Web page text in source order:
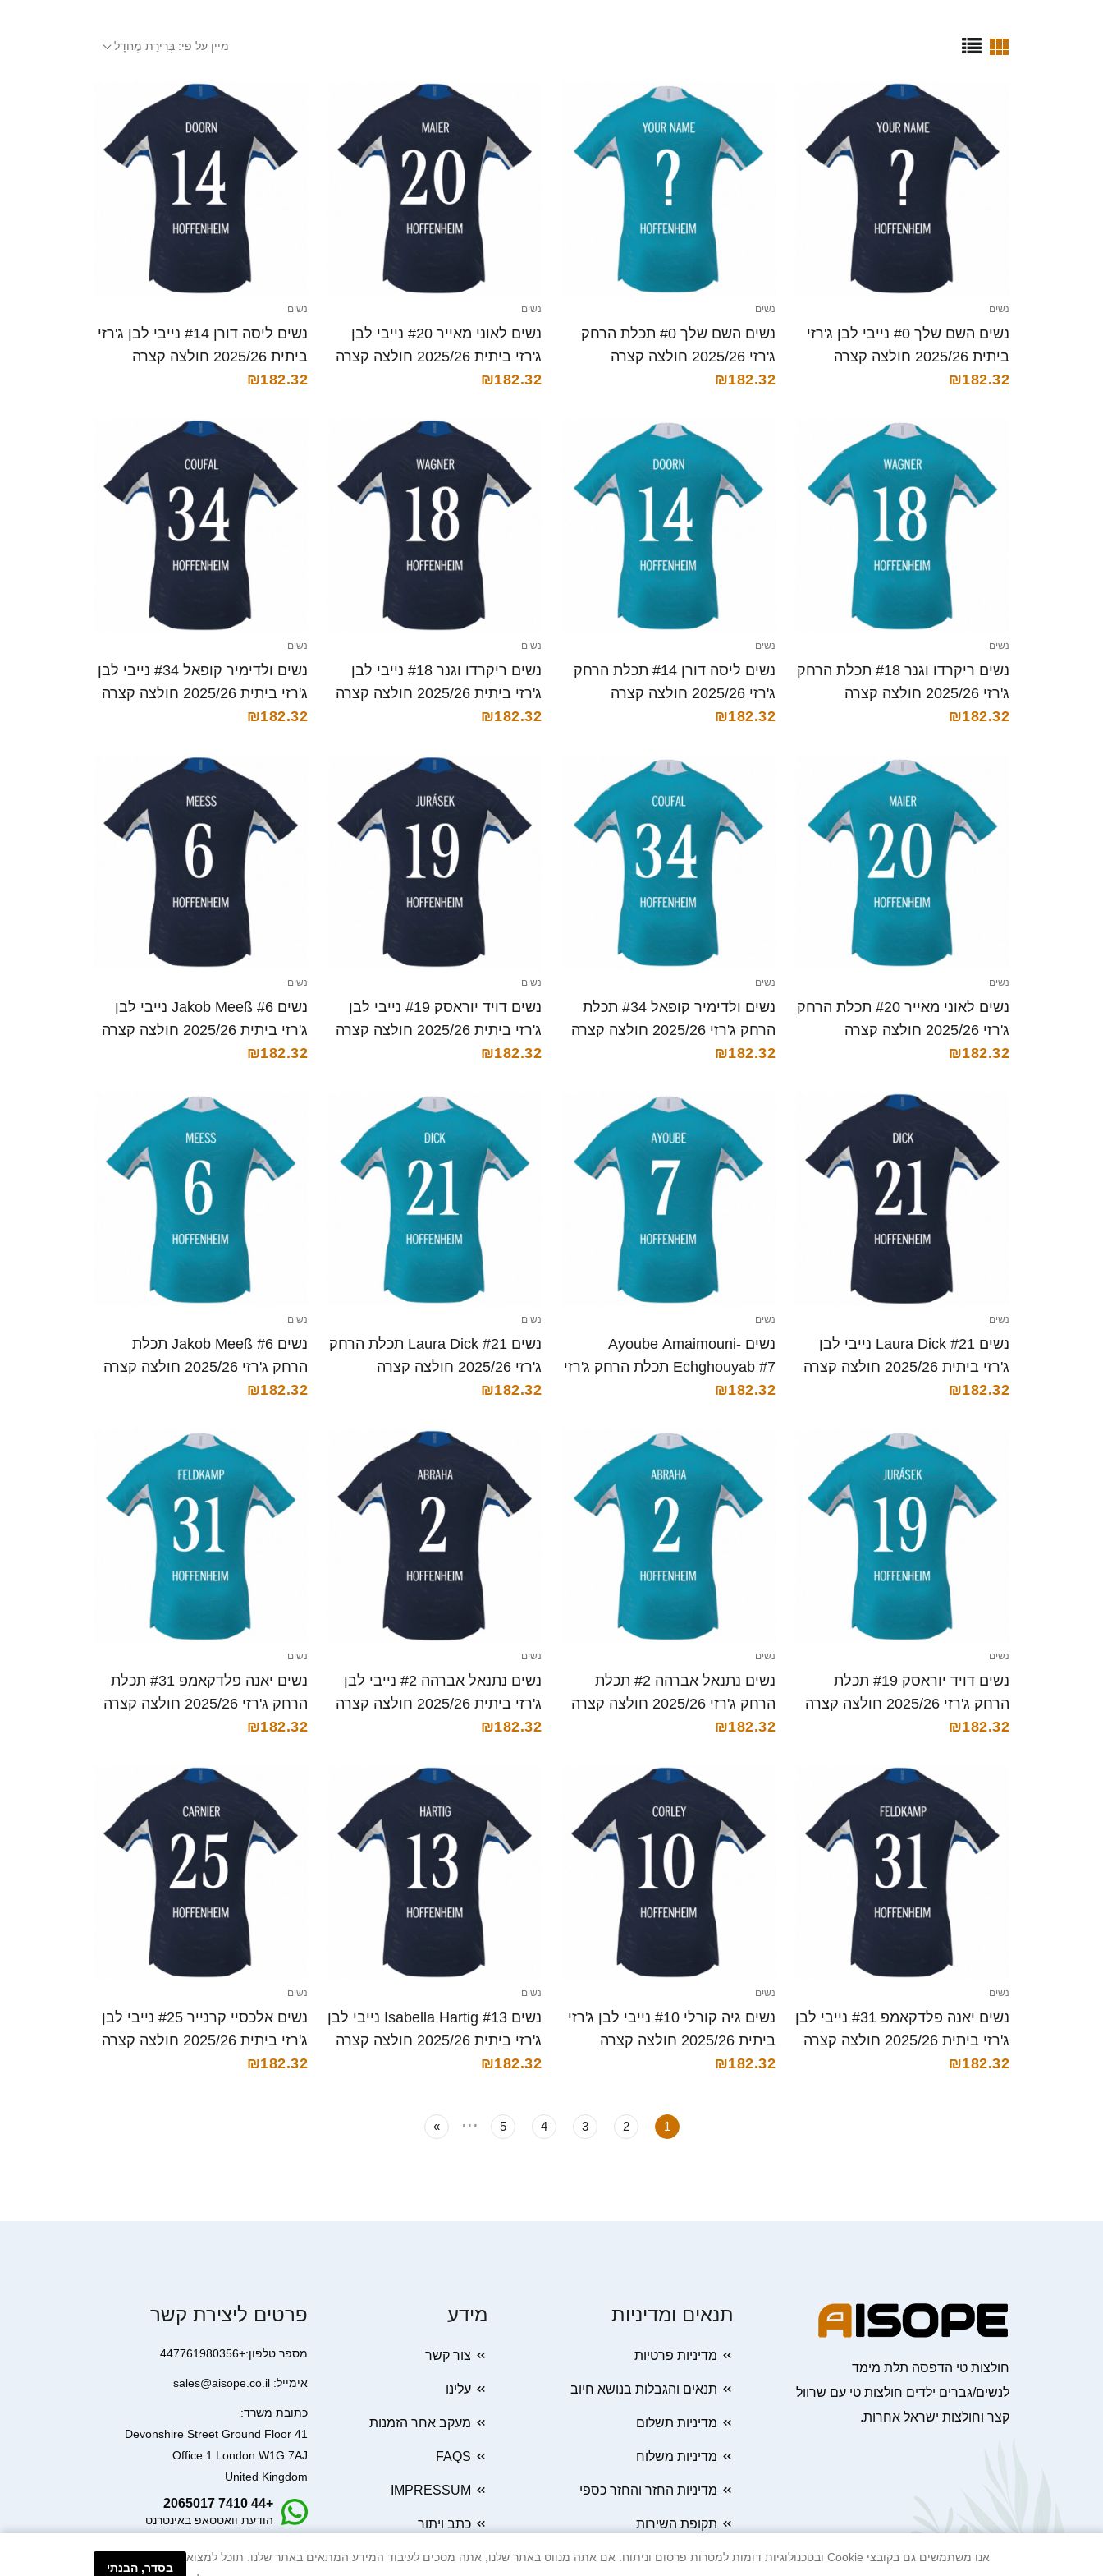
מיין על פי: בְּרִירַת מֶחדָל
נשים
נשים השם שלך #0 נייבי לבן ג'רזי
ביתית 2025/26 חולצה קצרה
₪182.32
נשים
נשים השם שלך #0 תכלת הרחק
ג'רזי 2025/26 חולצה קצרה
₪182.32
נשים
נשים לאוני מאייר #20 נייבי לבן
ג'רזי ביתית 2025/26 חולצה קצרה
₪182.32
נשים
נשים ליסה דורן #14 נייבי לבן ג'רזי
ביתית 2025/26 חולצה קצרה
₪182.32
נשים
נשים ריקרדו וגנר #18 תכלת הרחק
ג'רזי 2025/26 חולצה קצרה
₪182.32
נשים
נשים ליסה דורן #14 תכלת הרחק
ג'רזי 2025/26 חולצה קצרה
₪182.32
נשים
נשים ריקרדו וגנר #18 נייבי לבן
ג'רזי ביתית 2025/26 חולצה קצרה
₪182.32
נשים
נשים ולדימיר קופאל #34 נייבי לבן
ג'רזי ביתית 2025/26 חולצה קצרה
₪182.32
נשים
נשים לאוני מאייר #20 תכלת הרחק
ג'רזי 2025/26 חולצה קצרה
₪182.32
נשים
נשים ולדימיר קופאל #34 תכלת
הרחק ג'רזי 2025/26 חולצה קצרה
₪182.32
נשים
נשים דויד יוראסק #19 נייבי לבן
ג'רזי ביתית 2025/26 חולצה קצרה
₪182.32
נשים
נשים Jakob Meeß #6 נייבי לבן
ג'רזי ביתית 2025/26 חולצה קצרה
₪182.32
נשים
נשים Laura Dick #21 נייבי לבן
ג'רזי ביתית 2025/26 חולצה קצרה
₪182.32
נשים
נשים Ayoube Amaimouni-
Echghouyab #7 תכלת הרחק ג'רזי
2025/26 חולצה קצרה
₪182.32
נשים
נשים Laura Dick #21 תכלת הרחק
ג'רזי 2025/26 חולצה קצרה
₪182.32
נשים
נשים Jakob Meeß #6 תכלת
הרחק ג'רזי 2025/26 חולצה קצרה
₪182.32
נשים
נשים דויד יוראסק #19 תכלת
הרחק ג'רזי 2025/26 חולצה קצרה
₪182.32
נשים
נשים נתנאל אברהה #2 תכלת
הרחק ג'רזי 2025/26 חולצה קצרה
₪182.32
נשים
נשים נתנאל אברהה #2 נייבי לבן
ג'רזי ביתית 2025/26 חולצה קצרה
₪182.32
נשים
נשים יאנה פלדקאמפ #31 תכלת
הרחק ג'רזי 2025/26 חולצה קצרה
₪182.32
נשים
נשים יאנה פלדקאמפ #31 נייבי לבן
ג'רזי ביתית 2025/26 חולצה קצרה
₪182.32
נשים
נשים גיה קורלי #10 נייבי לבן ג'רזי
ביתית 2025/26 חולצה קצרה
₪182.32
נשים
נשים Isabella Hartig #13 נייבי לבן
ג'רזי ביתית 2025/26 חולצה קצרה
₪182.32
נשים
נשים אלכסיי קרנייר #25 נייבי לבן
ג'רזי ביתית 2025/26 חולצה קצרה
₪182.32
1
2
3
4
5
...
»
חולצות טי הדפסה תלת מימד
לנשים/גברים ילדים חולצות טי עם שרוול
קצר וחולצות ישראל אחרות.
תנאים ומדיניות
מדיניות פרטיות
תנאים והגבלות בנושא חיוב
מדיניות תשלום
מדיניות משלוח
מדיניות החזר והחזר כספי
תקופת השירות
מידע
צור קשר
עלינו
מעקב אחר הזמנות
FAQS
IMPRESSUM
כתב ויתור
פרטים ליצירת קשר
מספר טלפון:+447761980356
אימייל: sales@aisope.co.il
כתובת משרד:
41 Devonshire Street Ground Floor
Office 1 London W1G 7AJ
United Kingdom
+44 7410 2065017
הודעת וואטסאפ באינטרנט
אנו משתמשים גם בקובצי Cookie ובטכנולוגיות דומות למטרות פרסום וניתוח. אם אתה מנווט באתר שלנו, אתה מסכים לעיבוד המידע המתאים באתר שלנו. תוכל למצוא
בסדר, הבנתי